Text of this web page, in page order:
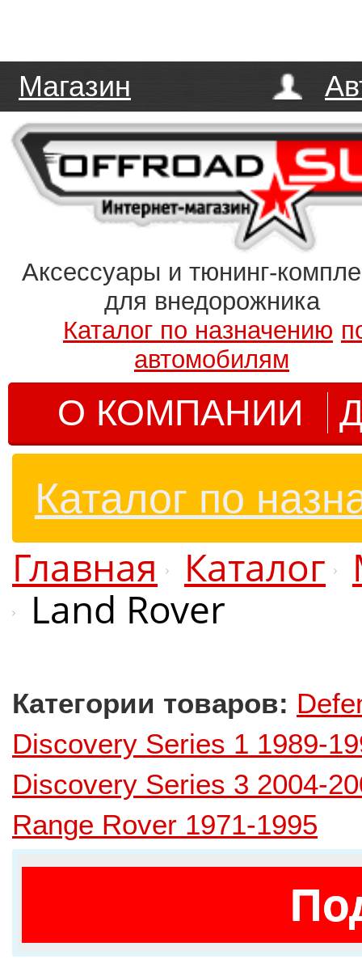
Магазин
Аксессуары и тюнинг-
для внедорожника
Каталог по назначению
автомобилям
О КОМПАНИИ
Каталог по
Главная Каталог
Land Rover
Категории товаров:
Discovery Series 1 1989-
Discovery Series 3 2004-
Range Rover 1971-1995